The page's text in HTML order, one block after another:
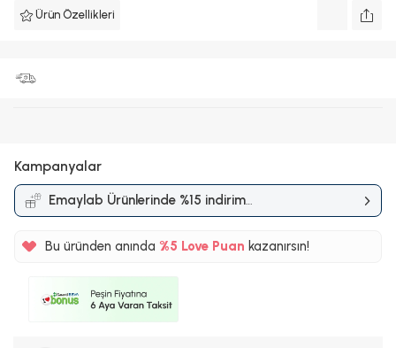
Ürün Özellikleri
Kampanyalar
Emaylab Ürünlerinde %15 indirim
Kampanyası
Bu üründen anında %5
%5
Love Puan kazanırsın!